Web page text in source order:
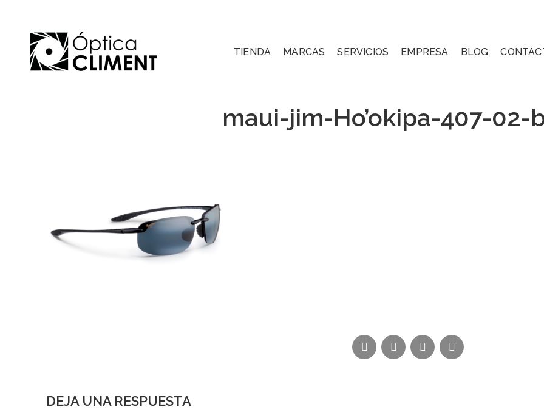
TIENDA MARCAS SERVICIOS EMPRESA BLOG
maui-jim-Ho’okipa-407-02-
DEJA UNA RESPUESTA